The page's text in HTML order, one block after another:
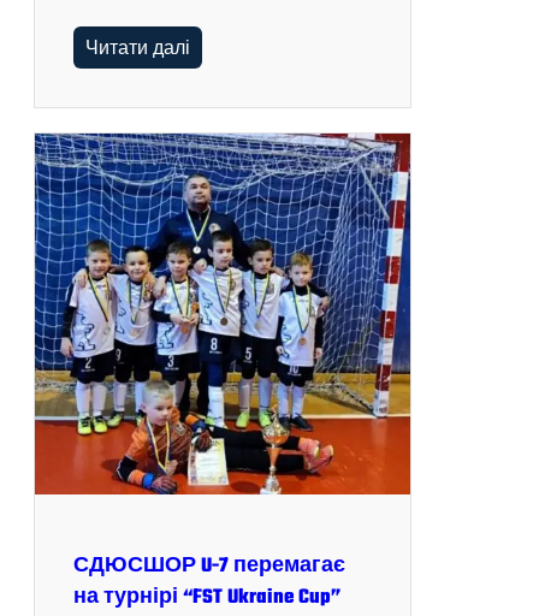
Читати далі
СДЮСШОР U-7 перемагає
на турнірі “FST Ukraine Cup”